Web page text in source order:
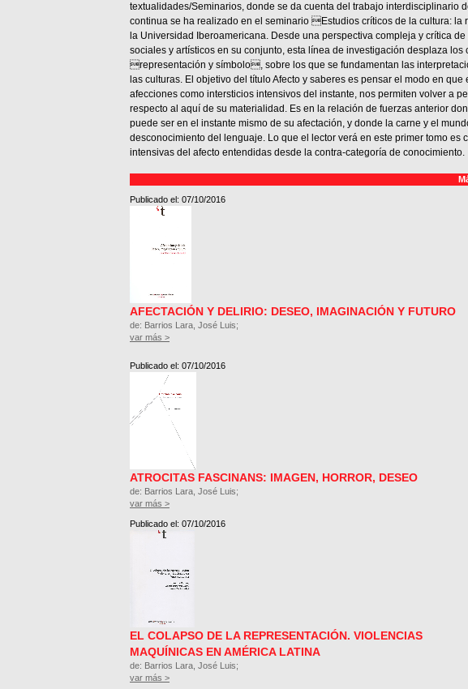
textualidades/Seminarios, donde se da cuenta del trabajo interdisciplinario
continua se ha realizado en el seminario Estudios críticos de la cultura: la
la Universidad Iberoamericana. Desde una perspectiva compleja y crítica
sociales y artísticos en su conjunto, esta línea de investigación desplaza los
representación y símbolo, sobre los que se fundamentan las
las culturas. El objetivo del título Afecto y saberes es pensar el modo en
afecciones como intersticios intensivos del instante, nos permiten volver a
respecto al aquí de su materialidad. Es en la relación de fuerzas anterior
puede ser en el instante mismo de su afectación, y donde la carne y el
desconocimiento del lenguaje. Lo que el lector verá en este primer tomo es
intensivas del afecto entendidas desde la contra-categoría de conocimiento.
Publicado el: 07/10/2016
AFECTACIÓN Y DELIRIO: DESEO, IMAGINACIÓN Y FUTURO
de: Barrios Lara, José Luis;
var más >
Publicado el: 07/10/2016
ATROCITAS FASCINANS: IMAGEN, HORROR, DESEO
de: Barrios Lara, José Luis;
var más >
Publicado el: 07/10/2016
EL COLAPSO DE LA REPRESENTACIÓN. VIOLENCIAS
MAQUÍNICAS EN AMÉRICA LATINA
de: Barrios Lara, José Luis;
var más >